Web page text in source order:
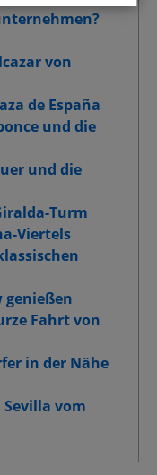
von
de España
und die
und die
Turm
Viertels
genießen
Fahrt von
in der Nähe
Sevilla vom